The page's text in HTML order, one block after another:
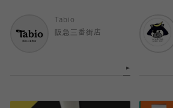
Tabio
阪急三番街店